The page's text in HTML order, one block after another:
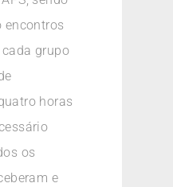
encontros
grupo
horas
os
e